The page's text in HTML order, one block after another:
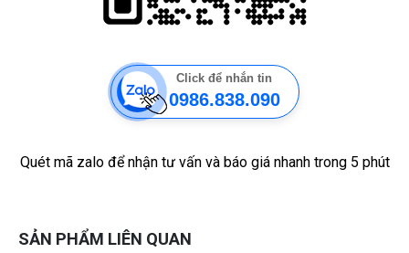
Click để nhắn tin
0986.838.090
Quét mã zalo để nhận tư vấn và báo giá nhanh trong 5 phút
SẢN PHẨM LIÊN QUAN